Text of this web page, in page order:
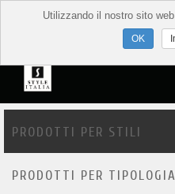
PRODOTTI PER STILI
PRODOTTI PER TIPOLOGIA
Utilizzando il nostro sito